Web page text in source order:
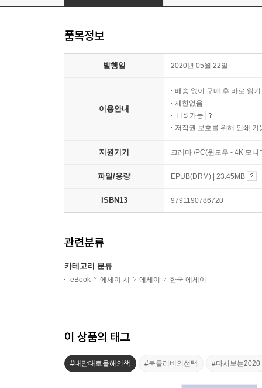
품목정보
발행일 2020년 05월 22일
이용안내
배송 없이 구매 후 바로 읽기
제한없음
TTS 가능
저작권 보호를 위해 인쇄 기
지원기기 크레마 /PC(윈도우 - 4K 모
파일/용량 EPUB(DRM) | 23.45MB
ISBN13 9791190786720
관련분류
카테고리 분류
eBook 에세이 시 에세이 한국 에세이
이 상품의 태그
#내맘대로올해의책 #북클러버의선택 #다시보는2020